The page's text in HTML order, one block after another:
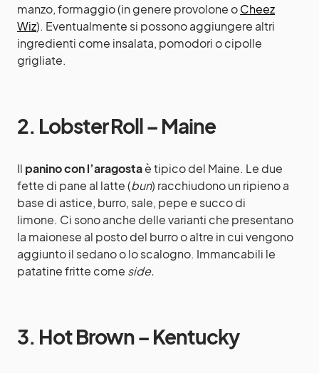
manzo, formaggio (in genere provolone oCheez
Wiz). Eventualmente si possono aggiungere altri
ingredienti come insalata, pomodori o cipolle
grigliate.
2. Lobster Roll – Maine
Il panino con l’aragostaè tipico del Maine. Le due
fette di pane al latte (bun) racchiudono un ripieno a
base di astice, burro, sale, pepe e succo di
limone. Ci sono anche delle varianti che presentano
la maionese al posto del burro o altre in cui vengono
aggiunto il sedano o lo scalogno. Immancabili le
patatine fritte come side.
3. Hot Brown – Kentucky